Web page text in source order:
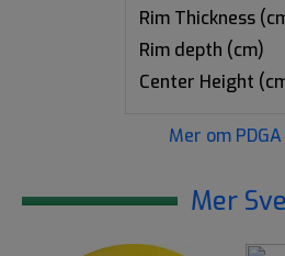
Rim Thickness
Rim depth (cm)
Center Height
Mer om
Mer